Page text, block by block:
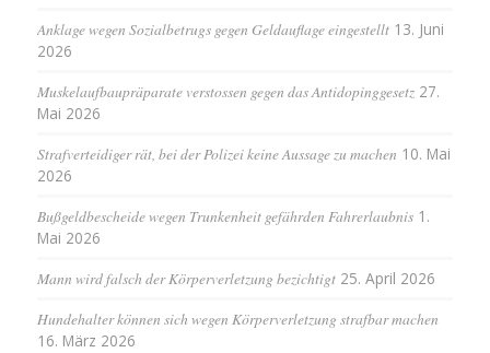
Anklage wegen Sozialbetrugs gegen Geldauflage eingestellt 13. Juni
2026
Muskelaufbaupräparate verstossen gegen das Antidopinggesetz 27.
Mai 2026
Strafverteidiger rät, bei der Polizei keine Aussage zu machen 10. Mai
2026
Bußgeldbescheide wegen Trunkenheit gefährden Fahrerlaubnis 1.
Mai 2026
Mann wird falsch der Körperverletzung bezichtigt 25. April 2026
Hundehalter können sich wegen Körperverletzung strafbar machen
16. März 2026